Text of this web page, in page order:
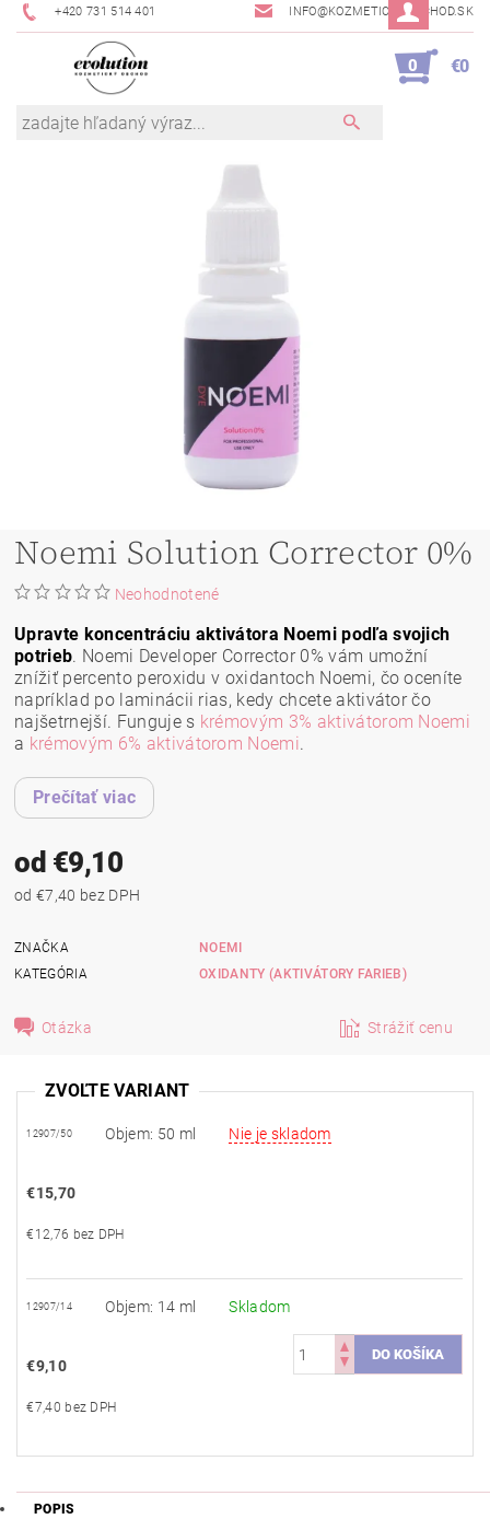
+420 731 514 401 INFO@KOZMETICKYOBCHOD.SK
0 €0
Noemi Solution Corrector 0%
Neohodnotené
Upravte koncentráciu aktivátora Noemi podľa svojich
potrieb. Noemi Developer Corrector 0% vám umožní
znížiť percento peroxidu v oxidantoch Noemi, čo oceníte
napríklad po laminácii rias, kedy chcete aktivátor čo
najšetrnejší. Funguje s krémovým 3% aktivátorom Noemi
a krémovým 6% aktivátorom Noemi.
Prečítať viac
od €9,10
od €7,40 bez DPH
ZNAČKA
NOEMI
KATEGÓRIA
OXIDANTY (AKTIVÁTORY FARIEB)
Otázka Strážiť cenu
ZVOĽTE VARIANT
12907/50 Objem: 50 ml Nie je skladom
€15,70
€12,76 bez DPH
12907/14 Objem: 14 ml Skladom
€9,10
€7,40 bez DPH
POPIS